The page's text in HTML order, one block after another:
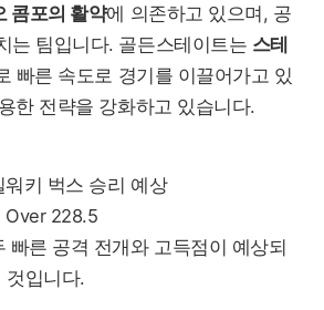
콤포의 활약에 의존하고 있으며, 공
는 팀입니다. 골든스테이트는 스테
빠른 속도로 경기를 이끌어가고 있
한 전략을 강화하고 있습니다.
워키 벅스 승리 예상
Over 228.5
빠른 공격 전개와 고득점이 예상되
것입니다.